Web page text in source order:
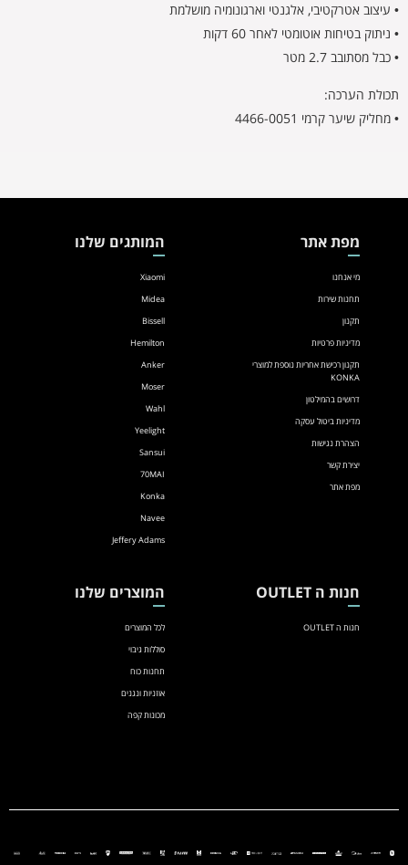
• עיצוב אטרקטיבי, אלגנטי וארגונומיה מושלמת
• ניתוק בטיחות אוטומטי לאחר 60 דקות
• כבל מסתובב 2.7 מטר
תכולת הערכה:
• מחליק שיער קרמי 4466-0051
מפת אתר
מי אנחנו
תחנות שירות
תקנון
מדיניות פרטיות
תקנון רכישת אחריות נוספת למוצרי
KONKA
דרושים בהמילטון
מדיניות ביטול עסקה
הצהרת נגישות
יצירת קשר
מפת אתר
המותגים שלנו
Xiaomi
Midea
Bissell
Hemilton
Anker
Moser
Wahl
Yeelight
Sansui
70MAI
Konka
Navee
Jeffery Adams
חנות ה OUTLET
חנות ה OUTLET
המוצרים שלנו
לכל המוצרים
סוללות גיבוי
תחנות כוח
אוזניות ונגנים
מכונות קפה